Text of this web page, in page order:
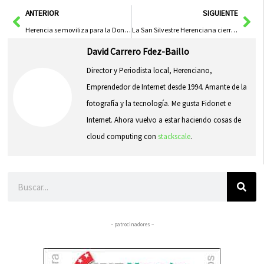
AntANTERIOR
Herencia se moviliza para la Donación de Sangre: Una cita con la solidaridad en navidad
SIGUIENTE
La San Silvestre Herenciana cierra el año con deporte y solidaridad
David Carrero Fdez-Baillo
Director y Periodista local, Herenciano,
Emprendedor de Internet desde 1994. Amante de la
fotografía y la tecnología. Me gusta Fidonet e
Internet. Ahora vuelvo a estar haciendo cosas de
cloud computing con stackscale.
– patrocinadores –